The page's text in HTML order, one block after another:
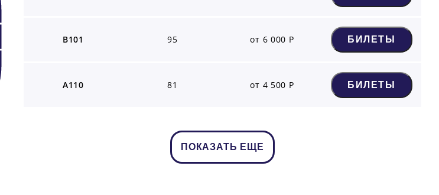
B101 95 от 6 000 Р БИЛЕТЫ
A110 81 от 4 500 Р БИЛЕТЫ
ПОКАЗАТЬ ЕЩЕ